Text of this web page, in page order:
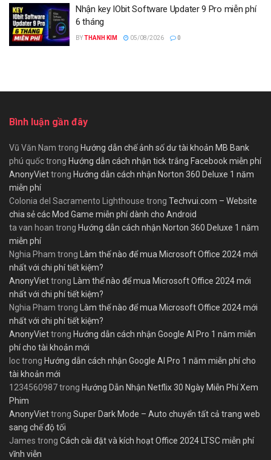
Nhận key IObit Software Updater 9 Pro miễn phí
6 tháng
BYTHANH KIM 05/08/2026 0
Bình luận gần đây
Vũ Văn Nam trong Hướng dẫn chế ảnh số dư tài khoản MB Bank
phú quốctrong Hướng dẫn cách nhận tick trắng Facebook miễn phí
AnonyViettrong Hướng dẫn cách nhận Norton 360 Deluxe 1 năm
miễn phí
Colonia del Sacramento Lighthouse trong Techvui.com – Website
chia sẻ các Mod Game miễn phí dành cho Android
ta van hoan trong Hướng dẫn cách nhận Norton 360 Deluxe 1 năm
miễn phí
Nghia Pham trong Làm thế nào để mua Microsoft Office 2024 mới
nhất với chi phí tiết kiệm?
AnonyViettrong Làm thế nào để mua Microsoft Office 2024 mới
nhất với chi phí tiết kiệm?
Nghia Pham trong Làm thế nào để mua Microsoft Office 2024 mới
nhất với chi phí tiết kiệm?
AnonyViettrong Hướng dẫn cách nhận Google AI Pro 1 năm miễn
phí cho tài khoản mới
loctrong Hướng dẫn cách nhận Google AI Pro 1 năm miễn phí cho
tài khoản mới
1234560987trong Hướng Dẫn Nhận Netflix 30 Ngày Miễn Phí Xem
Phim
AnonyViettrong Super Dark Mode – Auto chuyển tất cả trang web
sang chế độ tối
James trong Cách cài đặt và kích hoạt Office 2024 LTSC miễn phí
vĩnh viễn